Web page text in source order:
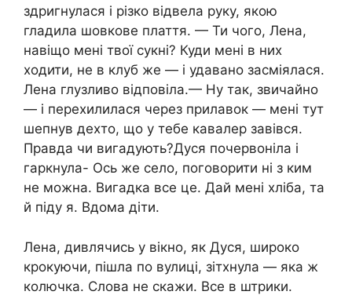
здригнулася і різко відвела руку, якою
гладила шовкове плаття. — Ти чого, Лена,
навіщо мені твої сукні? Куди мені в них
ходити, не в клуб же — і удавано засміялася.
Лена глузливо відповіла.— Ну так, звичайно
— і перехилилася через прилавок — мені тут
шепнув дехто, що у тебе кавалер завівся.
Правда чи вигадують?Дуся почервоніла і
гаркнула- Ось же село, поговорити ні з ким
не можна. Вигадка все це. Дай мені хліба, та
й піду я. Вдома діти.
Лена, дивлячись у вікно, як Дуся, широко
крокуючи, пішла по вулиці, зітхнула — яка ж
колючка. Слова не скажи. Все в штрики.